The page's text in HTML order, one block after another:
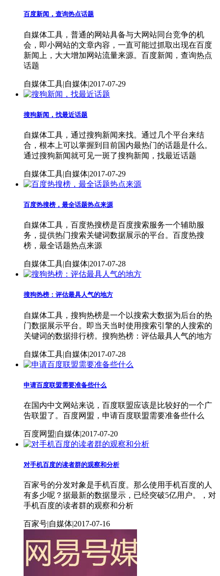
百度新闻，查询热点话题
自媒体工具，普通的网站具备与大网站同台竞争的机
会，即小网站的文章内容，一直可能过抓取出现在百度
新闻上，大大增加网站流量来源。百度新闻，查询热点
话题
自媒体工具|自媒体|2017-07-29
搜狗新闻，找最近话题
自媒体工具，通过搜狗新闻来找。通过几个平台来结
合，根本上可以掌握到目前国内最热门的话题是什么。
通过搜狗新闻就可见一斑了搜狗新闻，找最近话题
自媒体工具|自媒体|2017-07-29
百度热搜榜，最全话题热点来源
自媒体工具，百度热搜榜是百度搜索服务一个辅助服
务，提供热门搜索关键词数据展示的平台。百度热搜
榜，最全话题热点来源
自媒体工具|自媒体|2017-07-28
搜狗热榜：评估最具人气的地方
自媒体工具，搜狗热榜是一个以搜索大数据为后台的热
门数据展示平台。即当天当时使用搜索引擎的人搜索的
关键词的数据排行榜。搜狗热榜：评估最具人气的地方
自媒体工具|自媒体|2017-07-28
申请百度联盟需要准备些什么
在国内中文网站来说，百度联盟应该是比较好的一个广
告联盟了。百度网盟，申请百度联盟需要准备些什么
百度网盟|自媒体|2017-07-20
对手机百度的读者群的观察和分析
百家号的分发对象是手机百度。那么使用手机百度的人
有多少呢？据最新的数据显示，已经突破5亿用户。，对
手机百度的读者群的观察和分析
百家号|自媒体|2017-07-16